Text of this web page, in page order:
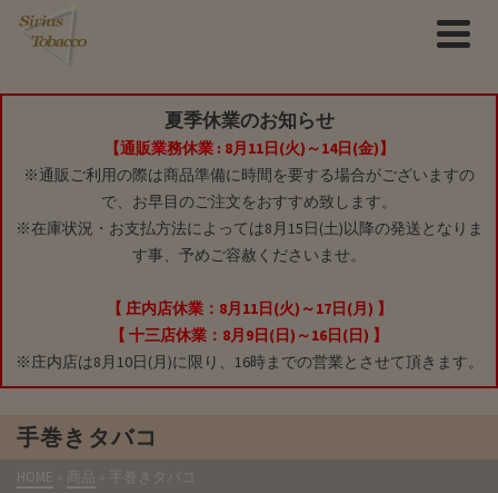
夏季休業のお知らせ
【通販業務休業 : 8月11日(火)～14日(金)】
※通販ご利用の際は商品準備に時間を要する場合がございますの
で、お早目のご注文をおすすめ致します。
※在庫状況・お支払方法によっては8月15日(土)以降の発送となりま
す事、予めご容赦くださいませ。
【 庄内店休業：8月11日(火)～17日(月) 】
【 十三店休業：8月9日(日)～16日(日) 】
※庄内店は8月10日(月)に限り、16時までの営業とさせて頂きます。
手巻きタバコ
HOME » 商品 » 手巻きタバコ